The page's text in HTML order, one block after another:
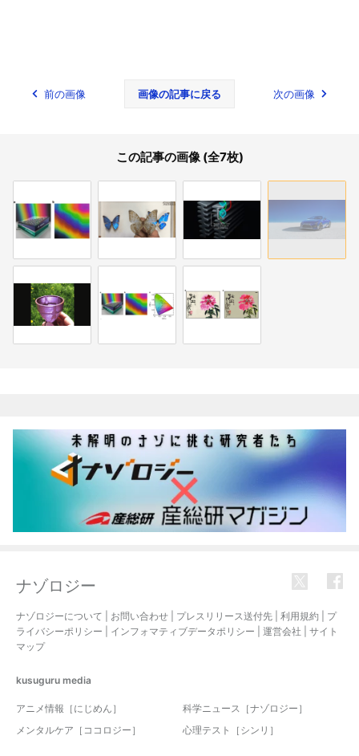
前の画像 画像の記事に戻る 次の画像
この記事の画像 (全7枚)
ナゾロジー
ナゾロジーについて お問い合わせ プレスリリース送付先 利用規約
プ
ライバシーポリシー
インフォマティブデータポリシー 運営会社
サイト
マップ
kusuguru media
アニメ情報［にじめん］
科学ニュース［ナゾロジー］
メンタルケア［ココロジー］
心理テスト［シンリ］